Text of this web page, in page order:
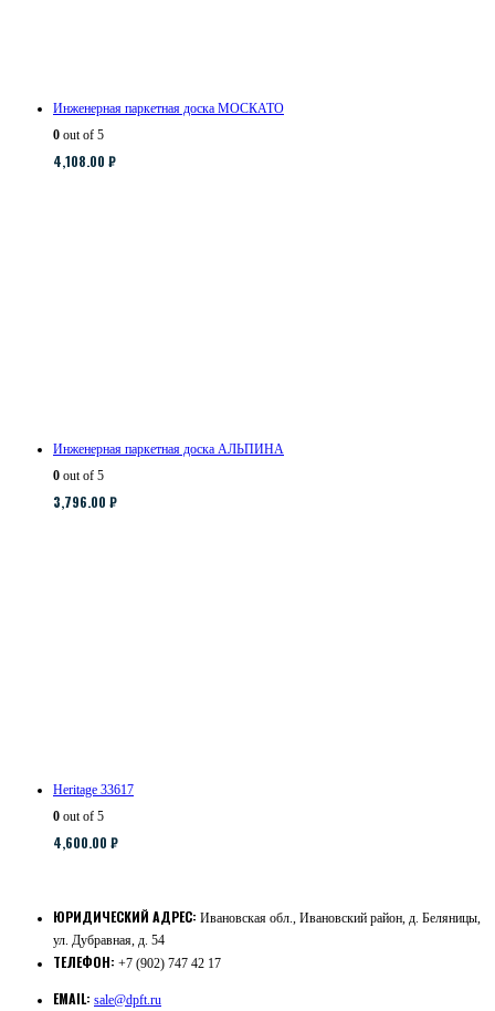
Инженерная паркетная доска МОСКАТО
0 out of 5
4,108.00 ₽
Инженерная паркетная доска АЛЬПИНА
0 out of 5
3,796.00 ₽
Heritage 33617
0 out of 5
4,600.00 ₽
ЮРИДИЧЕСКИЙ АДРЕС: Ивановская обл., Ивановский район, д. Беляницы,
ул. Дубравная, д. 54
ТЕЛЕФОН: +7 (902) 747 42 17
EMAIL: sale@dpft.ru